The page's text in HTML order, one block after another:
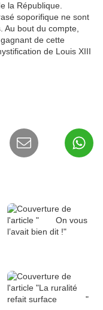
la République.
soporifique ne sont
Au bout du compte,
de cette
de Louis XIII